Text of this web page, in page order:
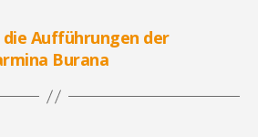
Aufführungen der
Burana